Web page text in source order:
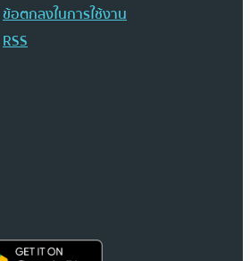
ข้อตกลงในการใช้งาน
RSS